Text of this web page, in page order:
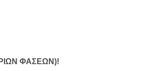
ΦΑΣΕΩΝ)!